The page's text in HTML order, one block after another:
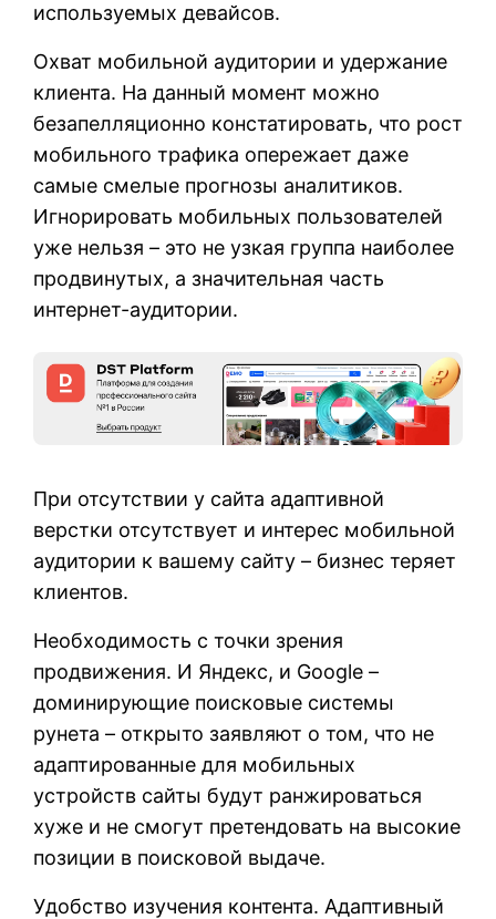
используемых девайсов.
Охват мобильной аудитории и удержание
клиента. На данный момент можно
безапелляционно констатировать, что рост
мобильного трафика опережает даже
самые смелые прогнозы аналитиков.
Игнорировать мобильных пользователей
уже нельзя – это не узкая группа наиболее
продвинутых, а значительная часть
интернет-аудитории.
При отсутствии у сайта адаптивной
верстки отсутствует и интерес мобильной
аудитории к вашему сайту – бизнес теряет
клиентов.
Необходимость с точки зрения
продвижения. И Яндекс, и Google –
доминирующие поисковые системы
рунета – открыто заявляют о том, что не
адаптированные для мобильных
устройств сайты будут ранжироваться
хуже и не смогут претендовать на высокие
позиции в поисковой выдаче.
Удобство изучения контента. Адаптивный